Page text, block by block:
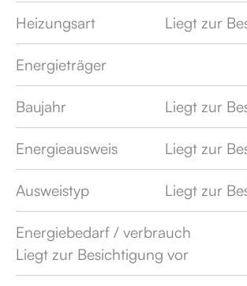
Heizungsart Liegt zur
Energieträger
Baujahr Liegt zur
Energieausweis Liegt zur
Ausweistyp Liegt zur
Energiebedarf / verbrauch
Liegt zur Besichtigung vor